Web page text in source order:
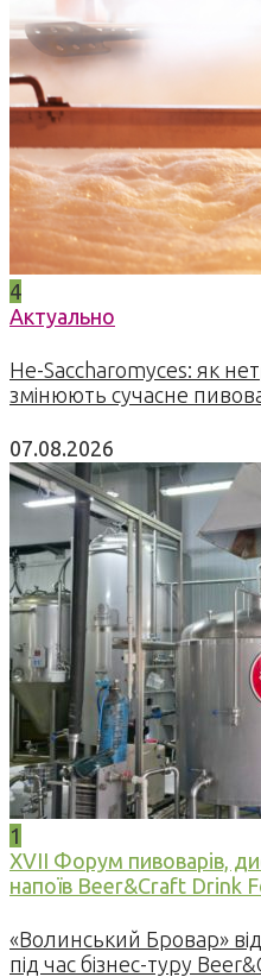
4
Актуально
Не-Saccharomyces: як
змінюють сучасне
07.08.2026
1
XVII Форум пивоварів,
напоїв Beer&Craft Drink
«Волинський Бровар»
під час бізнес-туру